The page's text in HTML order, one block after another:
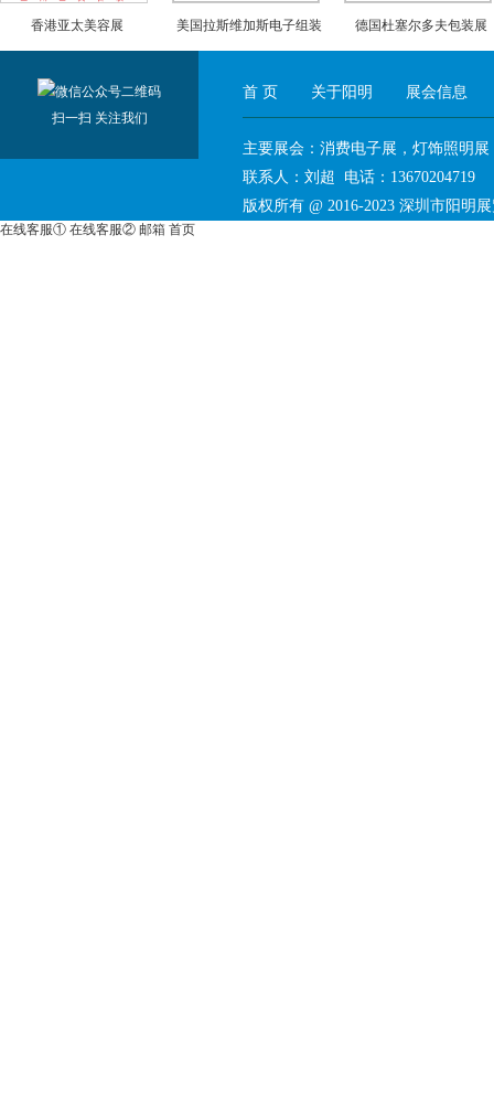
香港亚太美容展
美国拉斯维加斯电子组装
展APEX
德国杜塞尔多夫包装展
扫一扫 关注我们
首 页 关于阳明 展会信息
主要展会：消费电子展，灯饰照明
联系人：刘超 电话：13670204719
版权所有 @ 2016-2023 深圳市阳明
在线客服① 在线客服② 邮箱 首页